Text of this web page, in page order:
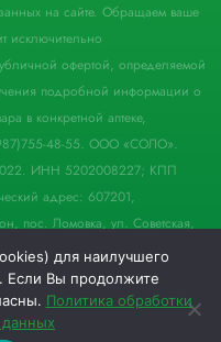
0
на сайте. Обращаем ваше
исключительно
офертой, определяемой
подробной информации о
в конкретной аптеке,
48-55. ООО «СОЛО».
ИНН 5202008227; КПП
адрес: 607201,
пос. Ломовка, ул. Советская,
права защищены.
для наилучшего
Если Вы продолжите
Политика обработки